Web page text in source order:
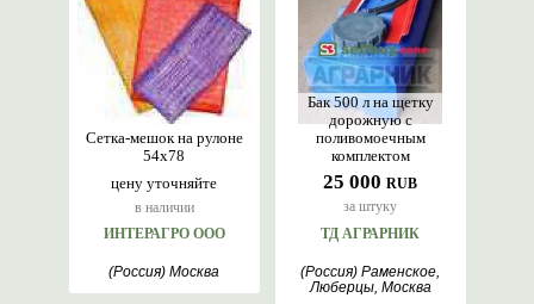
цену уточняйте
в наличии
Сетка-мешок на рулоне
54х78
ИНТЕРАГРО ООО
(Россия) Москва
25 000 RUB
за штуку
Бак 500 л на щетку
дорожную с
поливомоечным
комплектом
ТД АГРАРНИК
(Россия) Раменское,
Люберцы, Москва